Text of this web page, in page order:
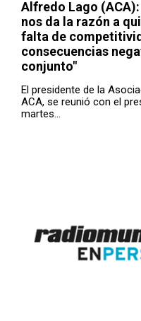
Alfredo Lago
nos da la razón a
falta de
consecuencias
conjunto"
El presidente de la
ACA, se reunió con el
martes…